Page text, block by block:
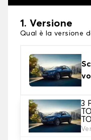
1. Versione
Qual è la versione
3
2. Finitura a
Scegli le calze da